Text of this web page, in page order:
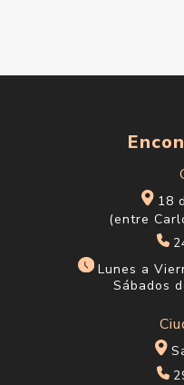
18
(entre
Lunes a
Sábados